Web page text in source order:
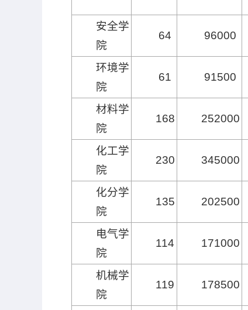
安全学
院
64 96000
环境学
院
61 91500
材料学
院
168 252000
化工学
院
230 345000
化分学
院
135 202500
电气学
院
114 171000
机械学
院
119 178500